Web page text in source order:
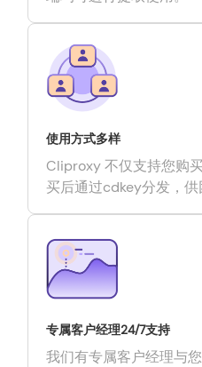
使用方式多样
Cliproxy 不仅支持您购
买后通过cdkey分发，
专属客户经理24/7支持
我们有专属客户经理与